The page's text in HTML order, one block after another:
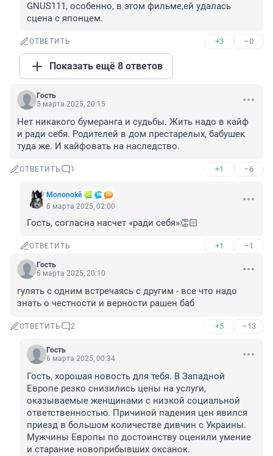
GNUS111, особенно, в этом фильме,ей удалась
сцена с японцем.
ОТВЕТИТЬ +3 –0
Показать ещё 8 ответов
Гость
5 марта 2025, 20:15
Нет никакого бумеранга и судьбы. Жить надо в кайф
и ради себя. Родителей в дом престарелых, бабушек
туда же. И кайфовать на наследство.
ОТВЕТИТЬ 1 +1 –6
Mononokê
6 марта 2025, 02:00
Гость, согласна насчет «ради себя»👏🏻
ОТВЕТИТЬ +1 –1
Гость
5 марта 2025, 20:10
гулять с одним встречаясь с другим - все что надо
знать о честности и верности рашен баб
ОТВЕТИТЬ 2 +5 –13
Гость
6 марта 2025, 00:34
Гость, хорошая новость для тебя. В Западной
Европе резко снизились цены на услуги,
оказываемые женщинами с низкой социальной
ответственностью. Причиной падения цен явился
приезд в большом количестве дивчин с Украины.
Мужчины Европы по достоинству оценили умение
и старание новоприбывших оксанок.